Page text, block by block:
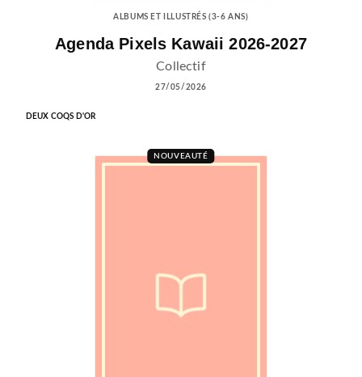
ALBUMS ET ILLUSTRÉS (3-6 ANS)
Agenda Pixels Kawaii 2026-2027
Collectif
27/05/2026
DEUX COQS D'OR
NOUVEAUTÉ